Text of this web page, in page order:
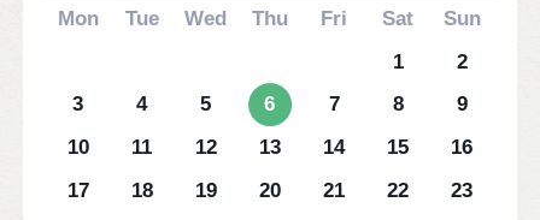
Mon Tue Wed Thu Fri Sat
Sun
1
2
3
4 5 6 7 8
9
10
11 12 13 14 15
16
17
18 19 20 21 22
23